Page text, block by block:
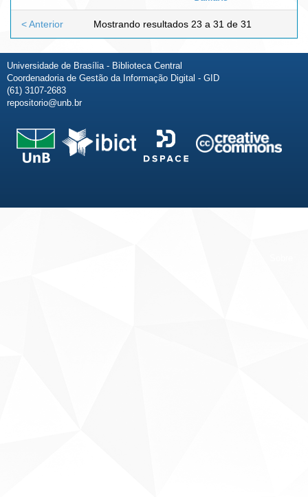
Mostrando resultados 23 a 31 de 31
< Anterior
Universidade de Brasília - Biblioteca Central
Coordenadoria de Gestão da Informação Digital - GID
(61) 3107-2683
repositorio@unb.br